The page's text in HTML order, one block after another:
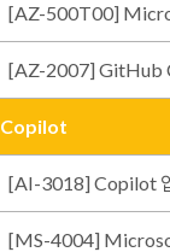
[AZ-500T00]
[AZ-2007] GitHub
Copilot
[AI-3018] Copilot
[MS-4004]